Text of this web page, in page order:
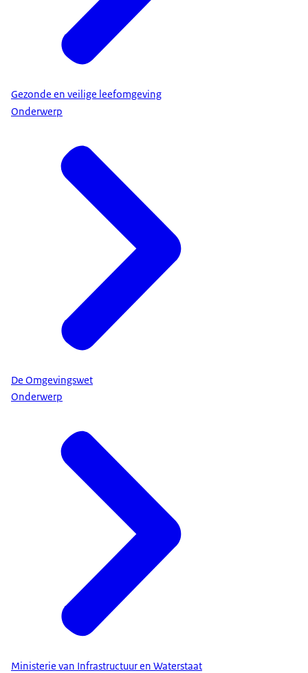
Gezonde en veilige leefomgeving
Onderwerp
De Omgevingswet
Onderwerp
Ministerie van Infrastructuur en Waterstaat